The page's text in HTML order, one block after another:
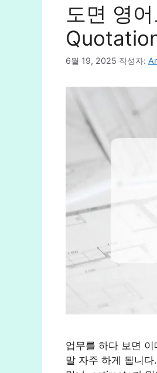
도면 영
6월 19, 2025 작성자:
업무를 하다 보면 이
말 자주 하게 됩니